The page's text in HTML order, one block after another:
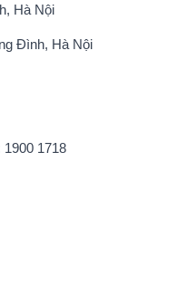
Hà Nội
Đình, Hà Nội
1718